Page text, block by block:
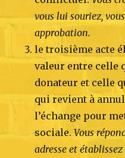
vous lui souriez,
approbation.
le troisième acte
valeur entre celle
donateur et celle
qui revient à
l’échange pour
sociale.Vous
adresse et